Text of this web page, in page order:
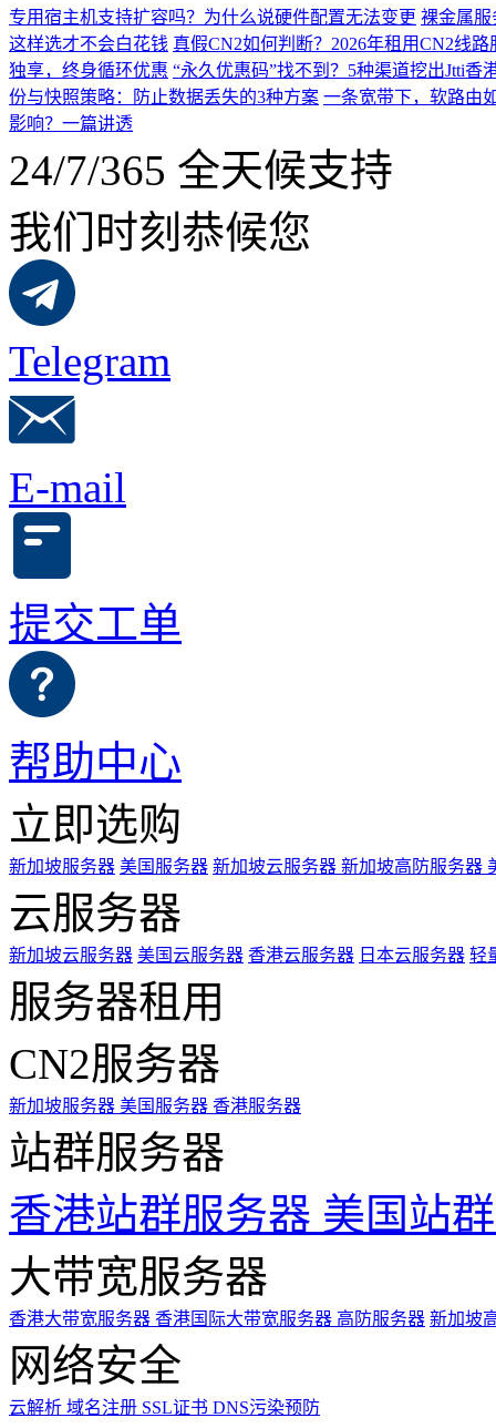
专用宿主机支持扩容吗？为什么说硬件配置无法变更 裸金属服
这样选才不会白花钱 真假CN2如何判断？2026年租用CN2线
独享，终身循环优惠 “永久优惠码”找不到？5种渠道挖出Jtti香
份与快照策略：防止数据丢失的3种方案 一条宽带下，软路由
影响？一篇讲透
24/7/365 全天候支持
我们时刻恭候您
Telegram
E-mail
提交工单
帮助中心
立即选购
新加坡服务器 美国服务器 新加坡云服务器 新加坡高防服务器
云服务器
新加坡云服务器 美国云服务器 香港云服务器 日本云服务器 轻
服务器租用
CN2服务器
新加坡服务器 美国服务器 香港服务器
站群服务器
香港站群服务器 美国站
大带宽服务器
香港大带宽服务器 香港国际大带宽服务器 高防服务器 新加坡
网络安全
云解析 域名注册 SSL证书 DNS污染预防